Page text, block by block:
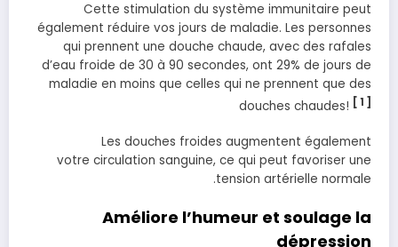
Cette stimulation du système immunitaire peut
également réduire vos jours de maladie. Les personnes
qui prennent une douche chaude, avec des rafales
d’eau froide de 30 à 90 secondes, ont 29% de jours de
maladie en moins que celles qui ne prennent que des
douches chaudes! [ 1 ]
Les douches froides augmentent également
votre circulation sanguine, ce qui peut favoriser une
tension artérielle normale.
Améliore l’humeur et soulage la
dépression